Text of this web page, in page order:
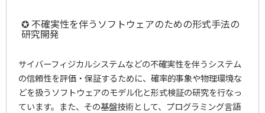
✪ 不確実性を伴うソフトウェアのための形式手法の
研究開発
サイバーフィジカルシステムなどの不確実性を伴うシステム
の信頼性を評価・保証するために、確率的事象や物理環境な
どを扱うソフトウェアのモデル化と形式検証の研究を行なっ
ています。また、その基盤技術として、プログラミング言語